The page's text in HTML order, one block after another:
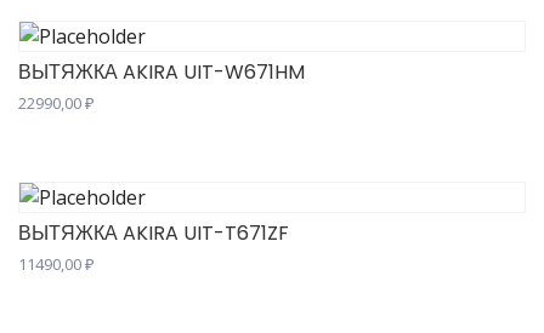
ВЫТЯЖКА AKIRA UIT-W671HM
22990,00₽
ВЫТЯЖКА AKIRA UIT-T671ZF
11490,00₽